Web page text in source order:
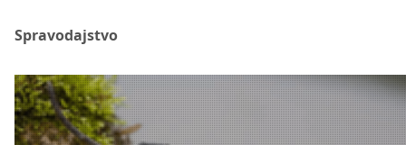
Spravodajstvo